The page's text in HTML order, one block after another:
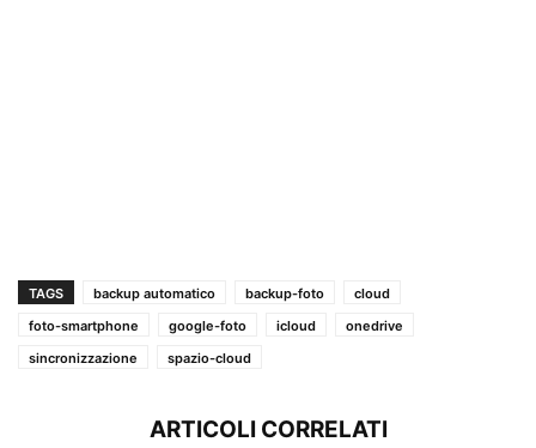
TAGS backup automatico backup-foto
cloud
foto-smartphone
google-foto icloud
onedrive
sincronizzazione
spazio-cloud
ARTICOLI CORRELATI